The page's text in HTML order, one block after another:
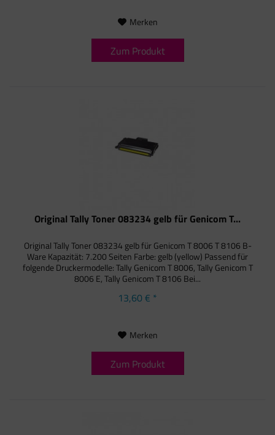
Merken
Zum Produkt
Original Tally Toner 083234 gelb für Genicom T...
Original Tally Toner 083234 gelb für Genicom T 8006 T 8106 B-
Ware Kapazität: 7.200 Seiten Farbe: gelb (yellow) Passend für
folgende Druckermodelle: Tally Genicom T 8006, Tally Genicom T
8006 E, Tally Genicom T 8106 Bei...
13,60 € *
Merken
Zum Produkt